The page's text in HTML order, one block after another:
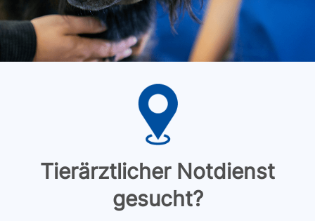
Tierärztlicher Notdienst
gesucht?